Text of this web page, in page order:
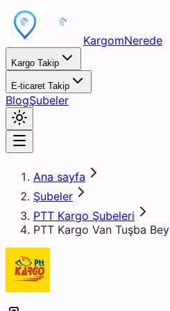
KargomNerede
Kargo Takip
E-ticaret Takip
BlogŞubeler
Ana sayfa
Şubeler
PTT Kargo Şubeleri
PTT Kargo Van Tuşba